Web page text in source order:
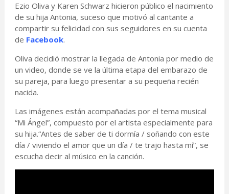
Ezio Oliva y Karen Schwarz hicieron público el nacimiento
de su hija Antonia, suceso que motivó al cantante a
compartir su felicidad con sus seguidores en su cuenta
de Facebook.
Oliva decidió mostrar la llegada de Antonia por medio de
un video, donde se ve la última etapa del embarazo de
su pareja, para luego presentar a su pequeña recién
nacida.
Las imágenes están acompañadas por el tema musical
“Mi Ángel”, compuesto por el artista especialmente para
su hija.“Antes de saber de ti dormía / soñando con este
día / viviendo el amor que un día / te trajo hasta mí”, se
escucha decir al músico en la canción.